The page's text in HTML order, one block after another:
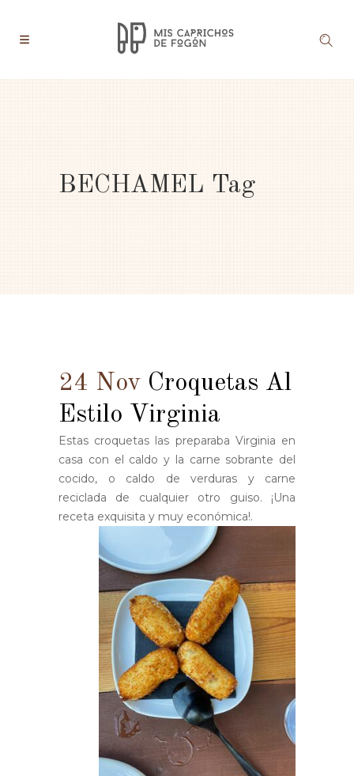
BECHAMEL Tag
24 Nov Croquetas Al
Estilo Virginia
Estas croquetas las preparaba Virginia en
casa con el caldo y la carne sobrante del
cocido, o caldo de verduras y carne
reciclada de cualquier otro guiso. ¡Una
receta exquisita y muy económica!.